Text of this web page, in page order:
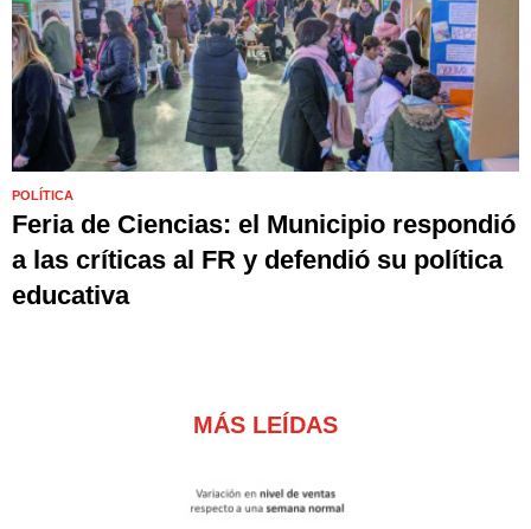
POLÍTICA
Feria de Ciencias: el Municipio respondió
a las críticas al FR y defendió su política
educativa
MÁS LEÍDAS